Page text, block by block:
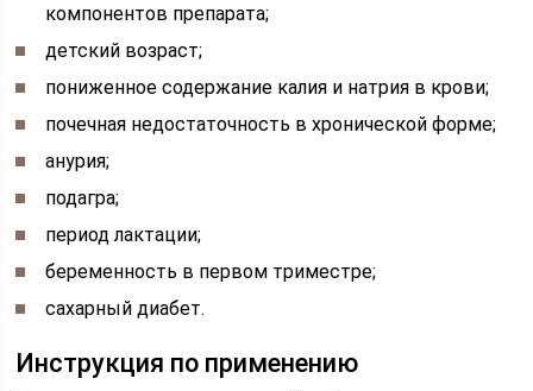
компонентов препарата;
детский возраст;
пониженное содержание калия и натрия в крови;
почечная недостаточность в хронической форме;
анурия;
подагра;
период лактации;
беременность в первом триместре;
сахарный диабет.
Инструкция по применению